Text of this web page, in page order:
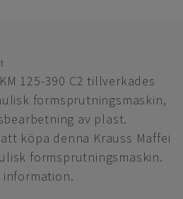
125-390 C2 tillverkades
formsprutningsmaskin,
av plast.
köpa denna Krauss Maffei
formsprutningsmaskin.